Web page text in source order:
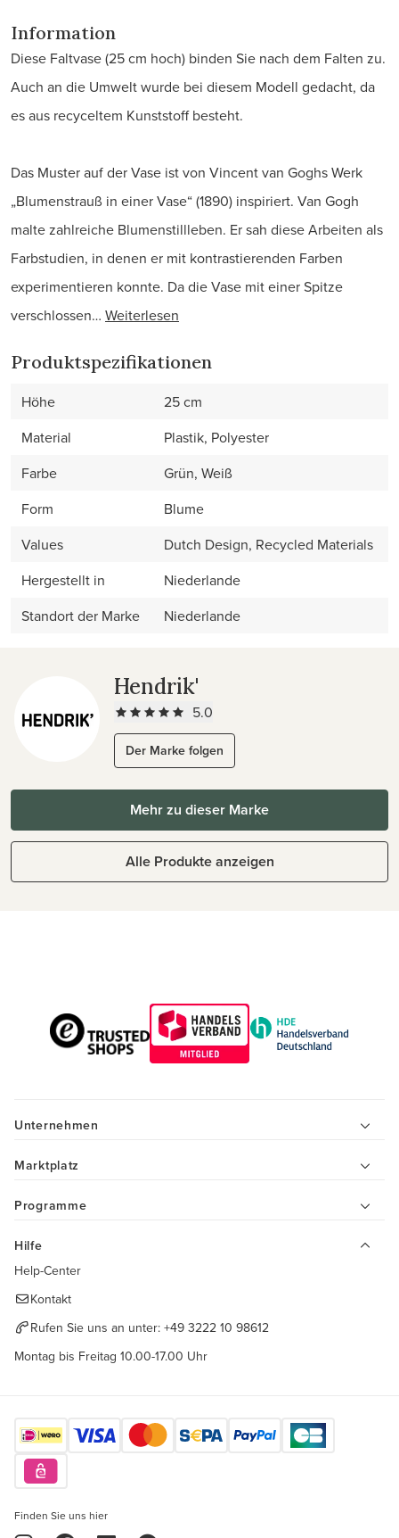
Information
Diese Faltvase (25 cm hoch) binden Sie nach dem Falten zu.
Auch an die Umwelt wurde bei diesem Modell gedacht, da
es aus recyceltem Kunststoff besteht.
Das Muster auf der Vase ist von Vincent van Goghs Werk
„Blumenstrauß in einer Vase“ (1890) inspiriert. Van Gogh
malte zahlreiche Blumenstillleben. Er sah diese Arbeiten als
Farbstudien, in denen er mit kontrastierenden Farben
experimentieren konnte. Da die Vase mit einer Spitze
verschlossen… Weiterlesen
Produktspezifikationen
Höhe
25 cm
Material
Plastik, Polyester
Farbe
Grün, Weiß
Form
Blume
Values
Dutch Design, Recycled Materials
Hergestellt in
Niederlande
Standort der Marke
Niederlande
Hendrik'
5.0
Der Marke folgen
Mehr zu dieser Marke
Alle Produkte anzeigen
Unternehmen
Marktplatz
Programme
Hilfe
Help-Center
Kontakt
Rufen Sie uns an unter: +49 3222 10 98612
Montag bis Freitag 10.00-17.00 Uhr
Finden Sie uns hier